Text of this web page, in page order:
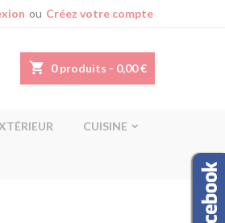
ou Créez votre compte
shopping_cart 0produits - 0,00 €
CUISINE